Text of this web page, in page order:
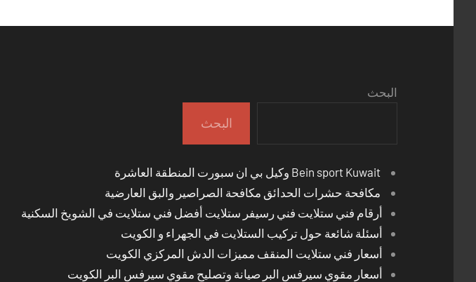
البحث
البحث
Bein sport Kuwait وكيل بي ان سبورت المنطقة العاشرة
مكافحة حشرات الحدائق مكافحة الصراصير والبق العارضية
أرقام فني ستلايت فني رسيفر ستلايت أفضل فني ستلايت في الشويخ السكنية
أسئلة شائعة حول تركيب الستلايت في الجهراء و الكويت
أسعار فني ستلايت المنقف مميزات الدش المركزي الكويت
أسعار مقوي سيرفس البر صيانة وتصليح مقوي سيرفس البر الكويت